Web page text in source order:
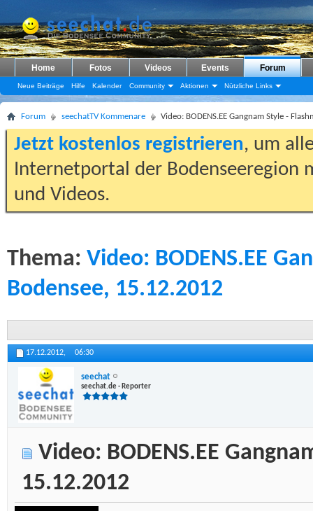
Home Fotos Videos Events Forum
Neue Beiträge Hilfe Kalender Community Aktionen Nützliche Links
Forum seechatTV Kommenare Video: BODENS.EE Gangnam Style -
Jetzt kostenlos registrieren, um
Internetportal der Bodenseeregion
und Videos.
Thema: Video: BODENS.EE
Bodensee, 15.12.2012
17.12.2012, 06:30
seechat
seechat.de - Reporter
Video: BODENS.EE
15.12.2012